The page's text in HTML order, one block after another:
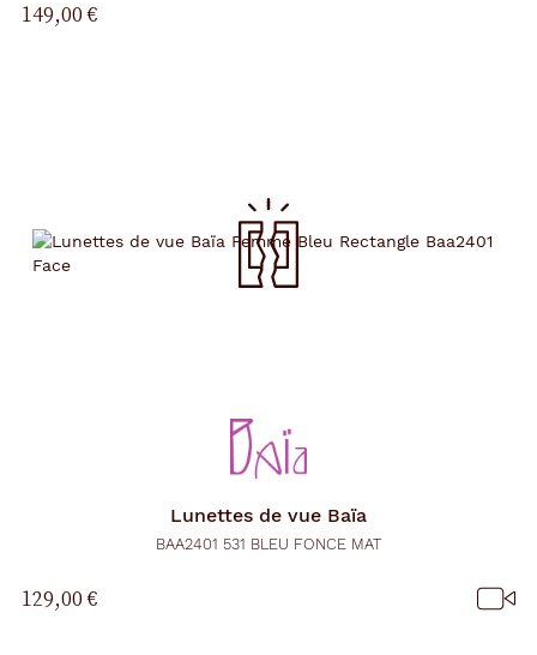
149,00 €
Lunettes de vue Baïa
BAA2401 531 BLEU FONCE MAT
129,00 €